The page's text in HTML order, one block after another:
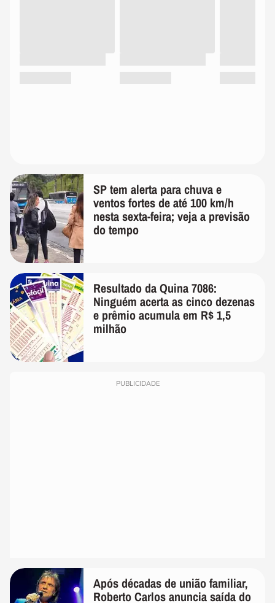
SP tem alerta para chuva e
ventos fortes de até 100 km/h
nesta sexta-feira; veja a previsão
do tempo
Resultado da Quina 7086:
Ninguém acerta as cinco dezenas
e prêmio acumula em R$ 1,5
milhão
PUBLICIDADE
Após décadas de união familiar,
Roberto Carlos anuncia saída do